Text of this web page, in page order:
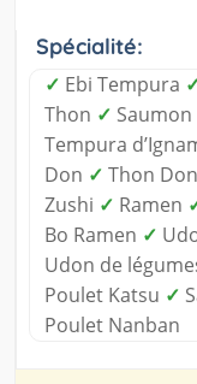
Spécialité:
✓ Ebi Tempura
Thon ✓ Saumon
Tempura
Don ✓ Thon Don
Zushi ✓ Ramen
Bo Ramen ✓
Udon de
Poulet Katsu ✓
Poulet Nanban